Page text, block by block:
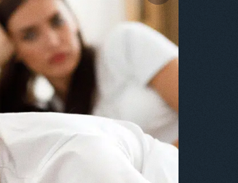
DE
SV
KO
EL
AR
BG
이 문서 공유하기
트위터 Facebook 링크 복사